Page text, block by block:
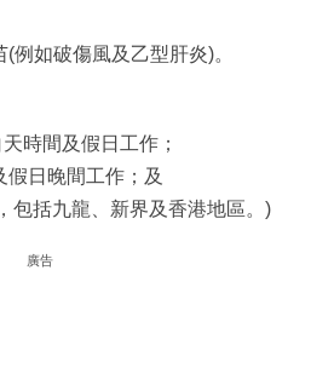
例如破傷風及乙型肝炎)。
時間及假日工作；
假日晚間工作；及
包括九龍、新界及香港地區。)
廣告